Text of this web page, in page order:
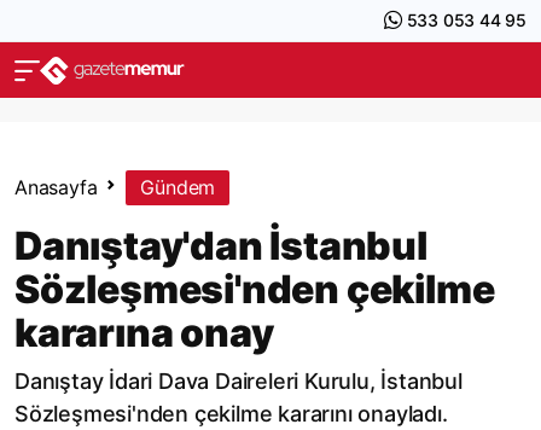
533 053 44 95
Anasayfa Gündem
Danıştay'dan İstanbul
Sözleşmesi'nden çekilme
kararına onay
Danıştay İdari Dava Daireleri Kurulu, İstanbul
Sözleşmesi'nden çekilme kararını onayladı.